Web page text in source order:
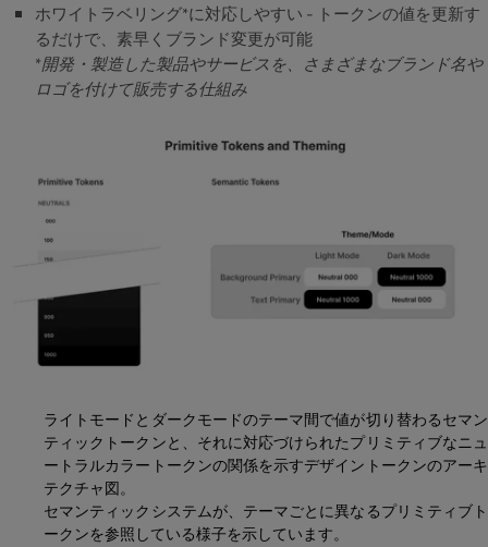
ホワイトラベリング*に対応しやすい - トークンの値を更新す
るだけで、素早くブランド変更が可能
*開発・製造した製品やサービスを、さまざまなブランド名や
ロゴを付けて販売する仕組み
ライトモードとダークモードのテーマ間で値が切り替わるセマン
ティックトークンと、それに対応づけられたプリミティブなニュ
ートラルカラートークンの関係を示すデザイントークンのアーキ
テクチャ図。
セマンティックシステムが、テーマごとに異なるプリミティブト
ークンを参照している様子を示しています。